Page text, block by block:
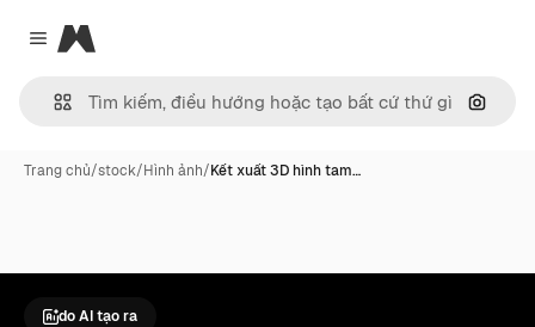
Close menu
Magnific
Tìm
Trang chủ/stock/Hình ảnh/Kết xuất 3D hình tam…
do AI tạo ra